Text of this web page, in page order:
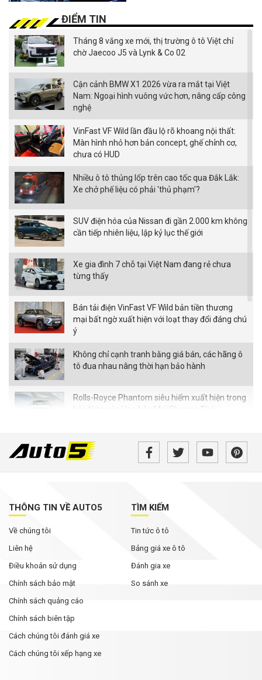
ĐIỂM TIN
Tháng 8 vắng xe mới, thị trường ô tô Việt chỉ
chờ Jaecoo J5 và Lynk & Co 02
Cận cảnh BMW X1 2026 vừa ra mắt tại Việt
Nam: Ngoại hình vuông vức hơn, nâng cấp công
nghệ
VinFast VF Wild lần đầu lộ rõ khoang nội thất:
Màn hình nhỏ hơn bản concept, ghế chỉnh cơ,
chưa có HUD
Nhiều ô tô thủng lốp trên cao tốc qua Đắk Lắk:
Xe chở phế liệu có phải 'thủ phạm'?
SUV điện hóa của Nissan đi gần 2.000 km không
cần tiếp nhiên liệu, lập kỷ lục thế giới
Xe gia đình 7 chỗ tại Việt Nam đang rẻ chưa
từng thấy
Bán tải điện VinFast VF Wild bản tiền thương
mại bất ngờ xuất hiện với loạt thay đổi đáng chú
ý
Không chỉ cạnh tranh bằng giá bán, các hãng ô
tô đua nhau nâng thời hạn bảo hành
Rolls-Royce Phantom siêu hiếm xuất hiện trong
bài đăng của Hoa hậu Mai Phương Thúy
Từ tháng 8/2026, loạt quy định mới về giao
thông người dân cần biết
Tháng Ngâu chưa tới, phân khúc SUV cỡ C đã
THÔNG TIN VỀ AUTO5
Về chúng tôi
Liên hệ
Điều khoản sử dụng
Chính sách bảo mật
Chính sách quảng cáo
Chính sách biên tập
Cách chúng tôi đánh giá xe
Cách chúng tôi xếp hạng xe
TÌM KIẾM
Tin tức ô tô
Bảng giá xe ô tô
Đánh gia xe
So sánh xe